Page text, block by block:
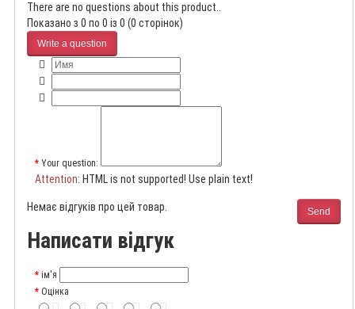
There are no questions about this product..
Показано з 0 по 0 із 0 (0 сторінок)
Write a question
Your question:
Attention: HTML is not supported! Use plain text!
Send
Немає відгуків про цей товар.
Написати відгук
ім'я
Оцінка